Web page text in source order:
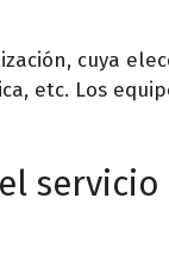
cuya
etc. Los